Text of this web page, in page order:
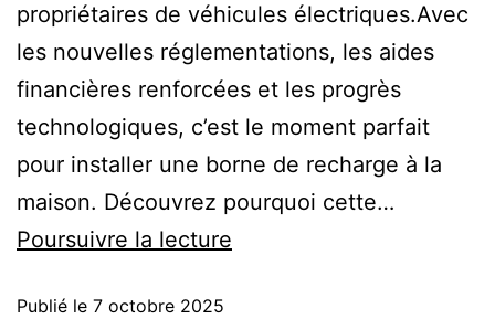
propriétaires de véhicules électriques.Avec
les nouvelles réglementations, les aides
financières renforcées et les progrès
technologiques, c’est le moment parfait
pour installer une borne de recharge à la
maison. Découvrez pourquoi cette…
Poursuivre la lecture
Publié le 7 octobre 2025